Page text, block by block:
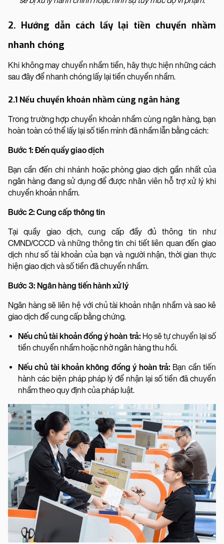
2. Hướng dẫn cách lấy lại tiền chuyển nhầm
nhanh chóng
Khi không may chuyển nhầm tiền, hãy thực hiện những cách
sau đây để nhanh chóng lấy lại tiền chuyển nhầm.
2.1 Nếu chuyển khoản nhầm cùng ngân hàng
Trong trường hợp chuyển khoản nhầm cùng ngân hàng, bạn
hoàn toàn có thể lấy lại số tiền mình đã nhầm lẫn bằng cách:
Bước 1: Đến quầy giao dịch
Bạn cần đến chi nhánh hoặc phòng giao dịch gần nhất của
ngân hàng đang sử dụng để được nhân viên hỗ trợ xử lý khi
chuyển khoản nhầm.
Bước 2: Cung cấp thông tin
Tại quầy giao dịch, cung cấp đầy đủ thông tin như
CMND/CCCD và những thông tin chi tiết liên quan đến giao
dịch như số tài khoản của bạn và người nhận, thời gian thực
hiện giao dịch và số tiền đã chuyển nhầm.
Bước 3: Ngân hàng tiến hành xử lý
Ngân hàng sẽ liên hệ với chủ tài khoản nhận nhầm và sao kê
giao dịch để cung cấp bằng chứng.
Nếu chủ tài khoản đồng ý hoàn trả: Họ sẽ tự chuyển lại số
tiền chuyển nhầm hoặc nhờ ngân hàng thu hồi.
Nếu chủ tài khoản không đồng ý hoàn trả: Bạn cần tiến
hành các biện pháp pháp lý để nhận lại số tiền đã chuyển
nhầm theo quy định của pháp luật.